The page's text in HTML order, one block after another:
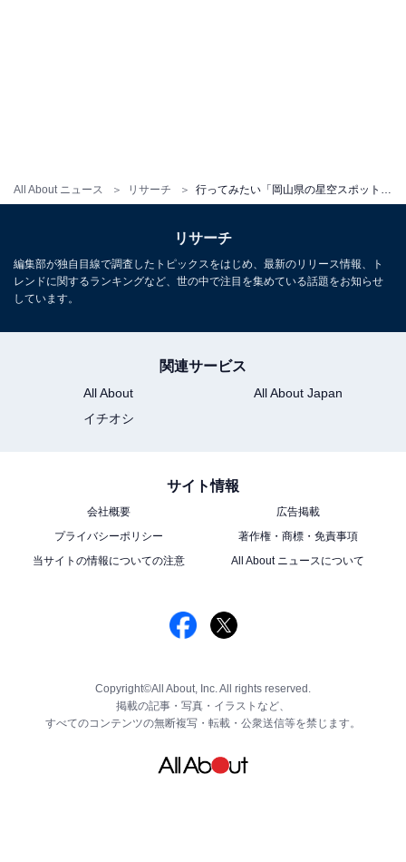
All About ニュース リサーチ 行ってみたい「岡山県の星空スポット」ランキング！ 3位「鷲羽山展望台」を抑えた同率1位は？
リサーチ
編集部が独自目線で調査したトピックスをはじめ、最新のリリース情報、ト
レンドに関するランキングなど、世の中で注目を集めている話題をお知らせ
しています。
関連サービス
All About
All About Japan
イチオシ
サイト情報
会社概要
広告掲載
プライバシーポリシー
著作権・商標・免責事項
当サイトの情報についての注意
All About ニュースについて
Copyright©All About, Inc. All rights reserved.
掲載の記事・写真・イラストなど、
すべてのコンテンツの無断複写・転載・公衆送信等を禁じます。